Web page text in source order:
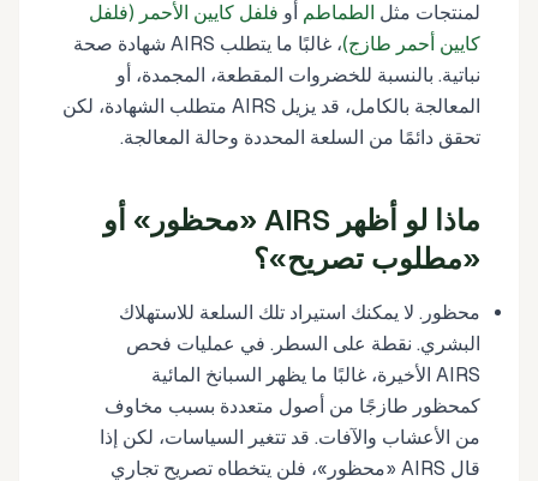
لمنتجات مثل الطماطم أو فلفل كايين الأحمر (فلفل
كايين أحمر طازج)
، غالبًا ما يتطلب AIRS شهادة صحة
نباتية. بالنسبة للخضروات المقطعة، المجمدة، أو
المعالجة بالكامل، قد يزيل AIRS متطلب الشهادة، لكن
تحقق دائمًا من السلعة المحددة وحالة المعالجة.
ماذا لو أظهر AIRS «محظور» أو
«مطلوب تصريح»؟
محظور. لا يمكنك استيراد تلك السلعة للاستهلاك
البشري. نقطة على السطر. في عمليات فحص
AIRS الأخيرة، غالبًا ما يظهر السبانخ المائية
كمحظور طازجًا من أصول متعددة بسبب مخاوف
من الأعشاب والآفات. قد تتغير السياسات، لكن إذا
قال AIRS «محظور»، فلن يتخطاه تصريح تجاري